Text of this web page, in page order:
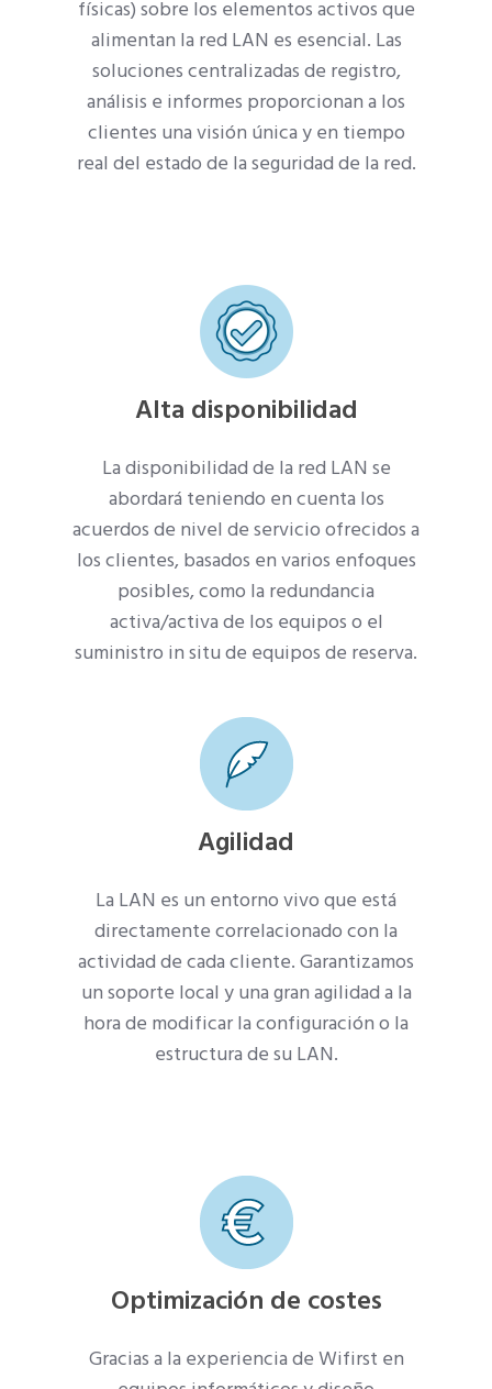
físicas) sobre los elementos activos que
alimentan la red LAN es esencial. Las
soluciones centralizadas de registro,
análisis e informes proporcionan a los
clientes una visión única y en tiempo
real del estado de la seguridad de la red.
Alta disponibilidad
La disponibilidad de la red LAN se
abordará teniendo en cuenta los
acuerdos de nivel de servicio ofrecidos a
los clientes, basados en varios enfoques
posibles, como la redundancia
activa/activa de los equipos o el
suministro in situ de equipos de reserva.
Agilidad
La LAN es un entorno vivo que está
directamente correlacionado con la
actividad de cada cliente. Garantizamos
un soporte local y una gran agilidad a la
hora de modificar la configuración o la
estructura de su LAN.
Optimización de costes
Gracias a la experiencia de Wifirst en